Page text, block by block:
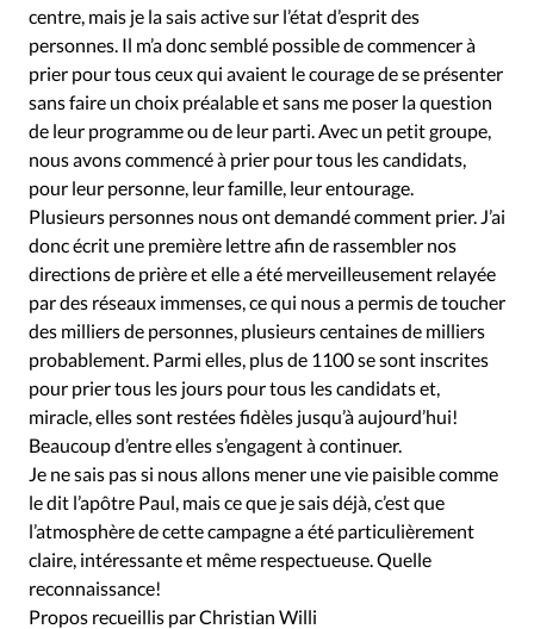
centre, mais je la sais active sur l’état d’esprit des
personnes. Il m’a donc semblé possible de commencer à
prier pour tous ceux qui avaient le courage de se présenter
sans faire un choix préalable et sans me poser la question
de leur programme ou de leur parti. Avec un petit groupe,
nous avons commencé à prier pour tous les candidats,
pour leur personne, leur famille, leur entourage.
Plusieurs personnes nous ont demandé comment prier. J’ai
donc écrit une première lettre afin de rassembler nos
directions de prière et elle a été merveilleusement relayée
par des réseaux immenses, ce qui nous a permis de toucher
des milliers de personnes, plusieurs centaines de milliers
probablement. Parmi elles, plus de 1100 se sont inscrites
pour prier tous les jours pour tous les candidats et,
miracle, elles sont restées fidèles jusqu’à aujourd’hui!
Beaucoup d’entre elles s’engagent à continuer.
Je ne sais pas si nous allons mener une vie paisible comme
le dit l’apôtre Paul, mais ce que je sais déjà, c’est que
l’atmosphère de cette campagne a été particulièrement
claire, intéressante et même respectueuse. Quelle
reconnaissance!
Propos recueillis par Christian Willi